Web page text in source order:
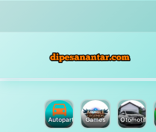
Autoparts Games Otomotif